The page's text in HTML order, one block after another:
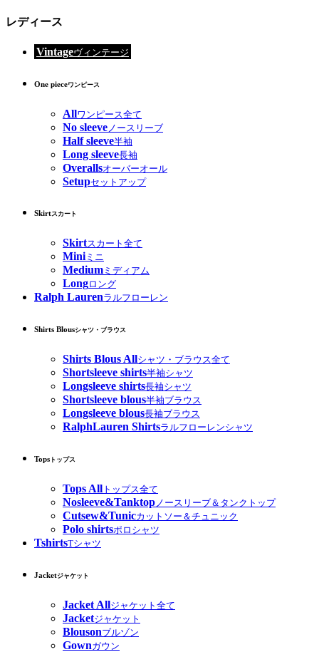
レディース
Vintageヴィンテージ
One pieceワンピース
Allワンピース全て
No sleeve ノースリーブ
Half sleeve半袖
Long sleeve長袖
Overallsオーバーオール
Setupセットアップ
Skirtスカート
Skirtスカート全て
Miniミニ
Medium ミディアム
Longロング
Ralph Laurenラルフローレン
Shirts Blousシャツ・ブラウス
Shirts Blous Allシャツ・ブラウス全て
Shortsleeve shirts半袖シャツ
Longsleeve shirts長袖シャツ
Shortsleeve blous半袖ブラウス
Longsleeve blous長袖ブラウス
RalphLauren Shirtsラルフローレンシャツ
Tops トップス
Tops All トップス全て
Nosleeve&Tanktopノースリーブ＆タンクトップ
Cutsew&Tunicカットソー＆チュニック
Polo shirtsポロシャツ
TshirtsTシャツ
Jacketジャケット
Jacket Allジャケット全て
Jacketジャケット
Blousonブルゾン
Gownガウン